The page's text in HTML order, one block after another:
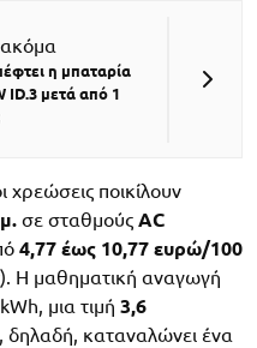
ακόμα
η μπαταρία
ID.3 μετά από 1
ποικίλουν
σε σταθμούς AC
4,77 έως 10,77 ευρώ/100
Η μαθηματική αναγωγή
μια τιμή 3,6
καταναλώνει ένα